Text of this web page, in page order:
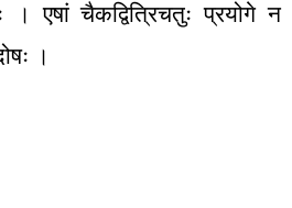
। एषां चैकद्वित्रिचतुः प्रयोगे न
।